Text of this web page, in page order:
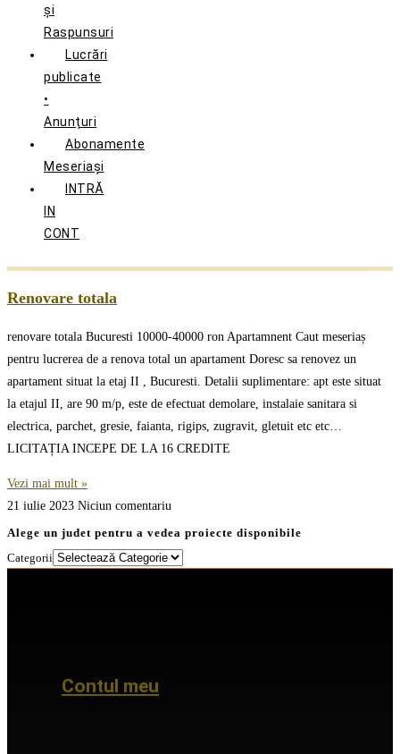
și
Raspunsuri
Lucrări
publicate
•
Anunțuri
Abonamente
Meseriași
INTRĂ
IN
CONT
Renovare totala
renovare totala Bucuresti 10000-40000 ron Apartamnent Caut meseriaș
pentru lucrerea de a renova total un apartament Doresc sa renovez un
apartament situat la etaj II , Bucuresti. Detalii suplimentare: apt este situat
la etajul II, are 90 m/p, este de efectuat demolare, instalaie sanitara si
electrica, parchet, gresie, faianta, rigips, zugravit, gletuit etc etc…
LICITAȚIA INCEPE DE LA 16 CREDITE
Vezi mai mult »
21 iulie 2023 Niciun comentariu
Alege un judet pentru a vedea proiecte disponibile
Categorii
Contul meu